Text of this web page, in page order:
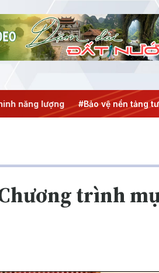
lượng #Bảo vệ nền tảng tư tưởng
trình